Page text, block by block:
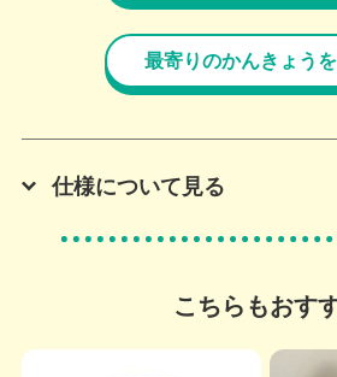
最寄りのかんきょう
仕様について見る
こちらもおす